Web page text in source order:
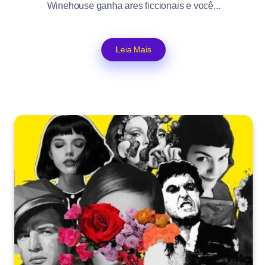
Winehouse ganha ares ficcionais e você...
Leia Mais